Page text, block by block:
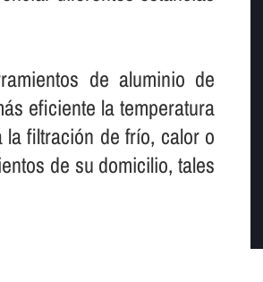
de aluminio de
eficiente la temperatura
filtración de frí­o, calor o
de su domicilio, tales